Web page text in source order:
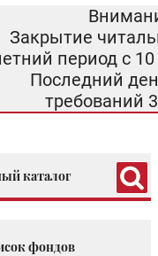
Закрытие
период с 10
Последний
требований
каталог
фондов